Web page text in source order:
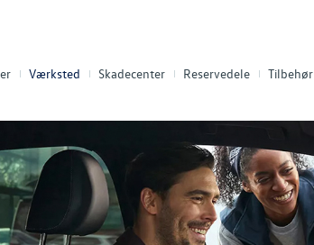
Værksted Skadecenter Reservedele Tilbehør